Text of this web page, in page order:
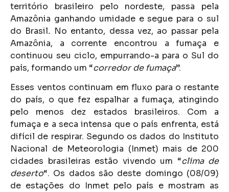
território brasileiro pelo nordeste, passa pela
Amazônia ganhando umidade e segue para o sul
do Brasil. No entanto, dessa vez, ao passar pela
Amazônia, a corrente encontrou a fumaça e
continuou seu ciclo, empurrando-a para o Sul do
país, formando um “corredor de fumaça”.
Esses ventos continuam em fluxo para o restante
do país, o que fez espalhar a fumaça, atingindo
pelo menos dez estados brasileiros. Com a
fumaça e a seca intensa que o país enfrenta, está
difícil de respirar. Segundo os dados do Instituto
Nacional de Meteorologia (Inmet) mais de 200
cidades brasileiras estão vivendo um “clima de
deserto“. Os dados são deste domingo (08/09)
de estações do Inmet pelo país e mostram as